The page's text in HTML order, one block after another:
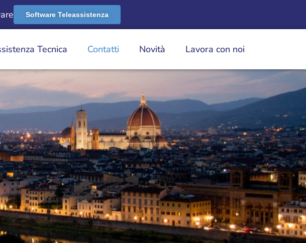
Software Teleassistenza
Tecnica Contatti Novità Lavora con noi